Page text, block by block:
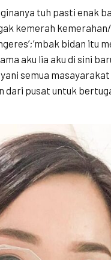
tuh pasti enak
kemerah
bidan itu
aku lia aku di sini
semua
dari pusat untuk